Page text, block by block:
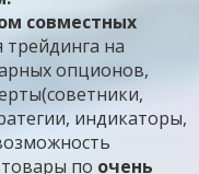
совместных
трейдинга на
опционов,
индикаторы,
по очень